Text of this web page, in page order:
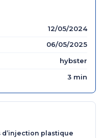
12/05/2024
06/05/2025
hybster
3 min
plastique